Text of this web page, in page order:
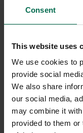
Consent
This website uses
We use cookies to
provide social
We also share
our social media,
may combine it
provided to them
Herman Miller
Begagnad
Kontorsstol SAYL